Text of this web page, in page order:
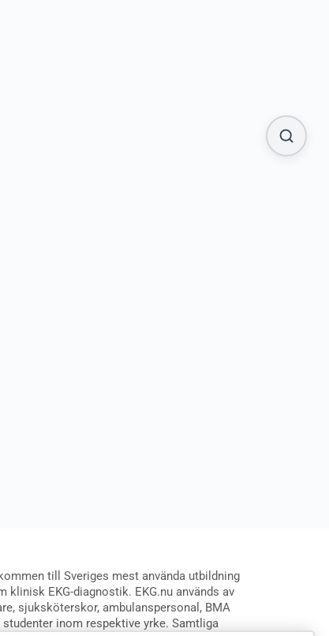
till Sveriges mest använda utbildning
klinisk EKG-diagnostik. EKG.nu används av
sjuksköterskor, ambulanspersonal, BMA
studenter inom respektive yrke. Samtliga